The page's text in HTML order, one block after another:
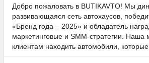
Добро пожаловать в BUTIKAVTO! Мы
развивающаяся сеть автохаусов,
«Бренд года – 2025» и обладатель
маркетинговые и SMM-стратегии.
клиентам находить автомобили,